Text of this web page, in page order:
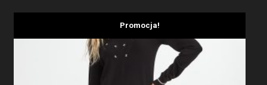
Promocja!